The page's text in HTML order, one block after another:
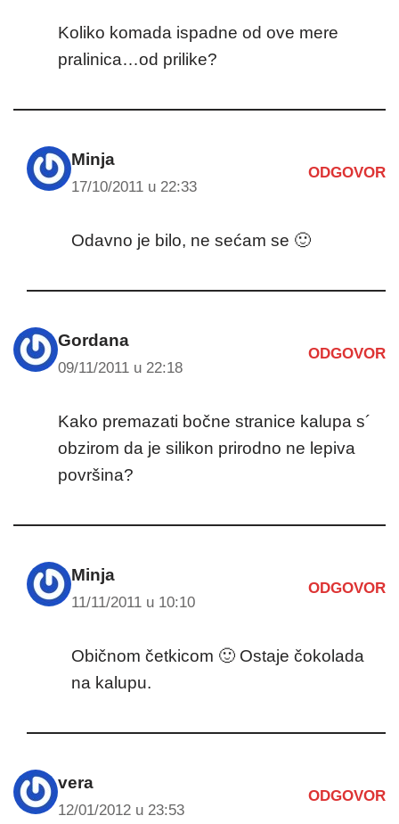
Koliko komada ispadne od ove mere
pralinica…od prilike?
Minja
17/10/2011 u 22:33
ODGOVOR
Odavno je bilo, ne sećam se 🙂
Gordana
09/11/2011 u 22:18
ODGOVOR
Kako premazati bočne stranice kalupa s´
obzirom da je silikon prirodno ne lepiva
površina?
Minja
11/11/2011 u 10:10
ODGOVOR
Običnom četkicom 🙂 Ostaje čokolada
na kalupu.
vera
12/01/2012 u 23:53
ODGOVOR